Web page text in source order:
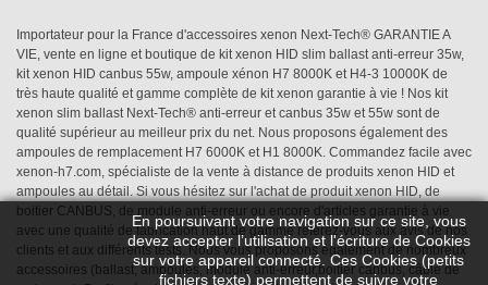
En poursuivant votre navigation sur ce site, vous
devez accepter l’utilisation et l'écriture de Cookies
sur votre appareil connecté. Ces Cookies (petits
fichiers texte) permettent de suivre votre
Importateur pour la France d'accessoires xenon Next-Tech® GARANTIE A
VIE, vente en ligne et boutique de kit xenon HID slim ballast anti-erreur 35w,
kit xenon HID canbus 55w, ampoule xénon H7 8000K et H4-3 10000K de
très haute qualité et gamme complète de kit xenon garantie à vie ! Nos kit
xenon slim ballast Next-Tech® anti-erreur et canbus 35w et 55w sont de
qualité supérieur au meilleur prix du net. Nous proposons également des
ampoules de remplacement H7 6000K et H1 8000K. Commandez facile avec
xenon-h7.com, spécialiste de la vente à distance de produits xenon HID et
ampoules au détail. Si vous hésitez sur l'achat de produit xenon HID, de
boitier CANBUS, de module anti-erreur ou encore d'articles garantie à vie
avec une qualité de fabrication haut de gamme référez-vous aux avis de nos
clients et aux différents tests. Nous vous proposons également de nombreux
accessoires (ballast, ampoules, module anti-erreur,boitier canbus, câble de